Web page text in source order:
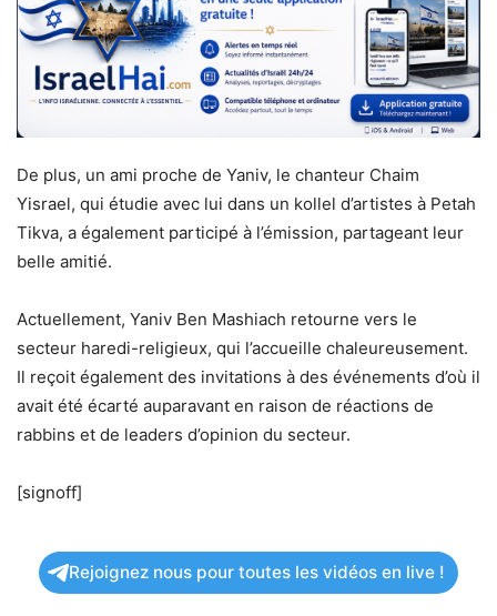
De plus, un ami proche de Yaniv, le chanteur Chaim
Yisrael, qui étudie avec lui dans un kollel d’artistes à Petah
Tikva, a également participé à l’émission, partageant leur
belle amitié.
Actuellement, Yaniv Ben Mashiach retourne vers le
secteur haredi-religieux, qui l’accueille chaleureusement.
Il reçoit également des invitations à des événements d’où il
avait été écarté auparavant en raison de réactions de
rabbins et de leaders d’opinion du secteur.
[signoff]
Rejoignez nous pour toutes les vidéos en live !